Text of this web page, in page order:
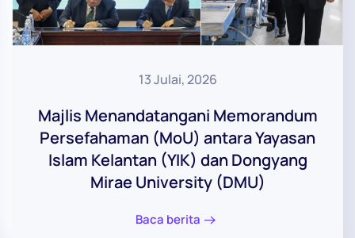
13 Julai, 2026
Majlis Menandatangani Memorandum
Persefahaman (MoU) antara Yayasan
Islam Kelantan (YIK) dan Dongyang
Mirae University (DMU)
Baca berita